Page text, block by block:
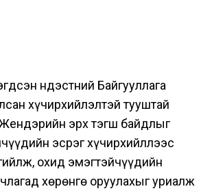
Үндэстний Байгууллага
хүчирхийлэлтэй тууштай
эрх тэгш байдлыг
эсрэг хүчирхийллээс
охид эмэгтэйчүүдийн
хөрөнгө оруулахыг уриалж